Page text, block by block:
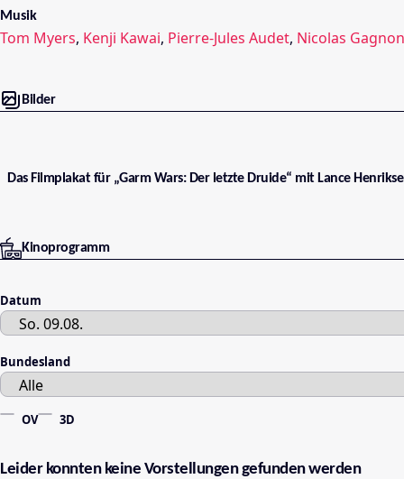
Musik
Tom Myers, Kenji Kawai, Pierre-Jules Audet, Nicolas Gagnon
Bilder
Das Filmplakat für „Garm Wars: Der letzte Druide“ mit Lance
Kinoprogramm
Datum
Bundesland
OV 3D
Leider konnten keine Vorstellungen gefunden werden